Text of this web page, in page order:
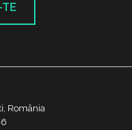
România